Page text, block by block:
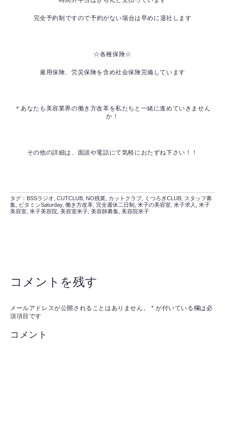
完全予約制ですので予約がない場合は早めに退社します
☆各種保険☆
雇用保険、労災保険を含め社会保険完備しています
＊あなたも美容業界の働き方改革を私たちと一緒に進めていきません
か！
その他の詳細は、面談や電話にて気軽におたずね下さい！！
タグ： BSSラジオ CUTCLUB NO残業 カットクラブ くつろぎCLUB スタッフ募
集
ビタミンSaturday, 働き方改革 完全週休二日制 米子の美容室 米子求人
米子
美容室 米子美容院 美容室米子 美容師募集 美容院米子
コメントを残す
メールアドレスが公開されることはありません。 * が付いている欄は必
須項目です
コメント